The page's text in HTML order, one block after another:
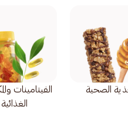
الصحية
الفيتامينات
الغذائية